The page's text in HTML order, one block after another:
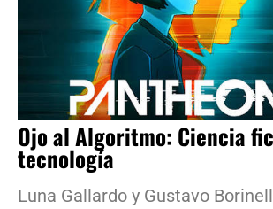
Ojo al Algoritmo: Ciencia
tecnología
Luna Gallardo y Gustavo